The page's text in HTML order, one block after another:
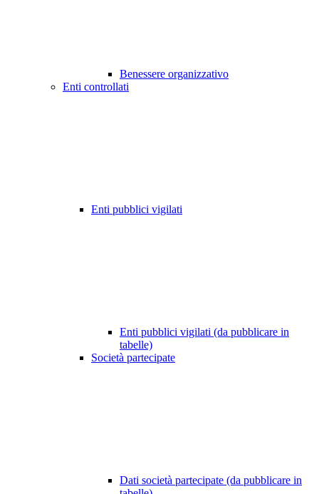
Benessere organizzativo
Enti controllati
Enti pubblici vigilati
Enti pubblici vigilati (da pubblicare in
tabelle)
Società partecipate
Dati società partecipate (da pubblicare in